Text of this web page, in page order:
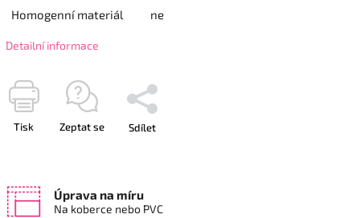
Homogenní materiál
ne
Detailní informace
Tisk Zeptat se Sdílet
Úprava na míru
Na koberce nebo PVC